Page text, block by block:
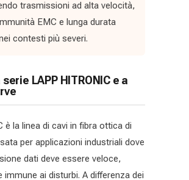
trasmissioni ad alta velocità,
EMC e lunga durata
contesti più severi.
LAPP HITRONIC e a
è la linea di cavi in fibra ottica di
per applicazioni industriali dove
dati deve essere veloce,
immune ai disturbi. A differenza dei